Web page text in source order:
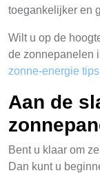
toegankelijker en
Wilt u op de
de zonnepanelen
zonne-energie tips
Aan de
Bent u klaar om
Dan kunt u